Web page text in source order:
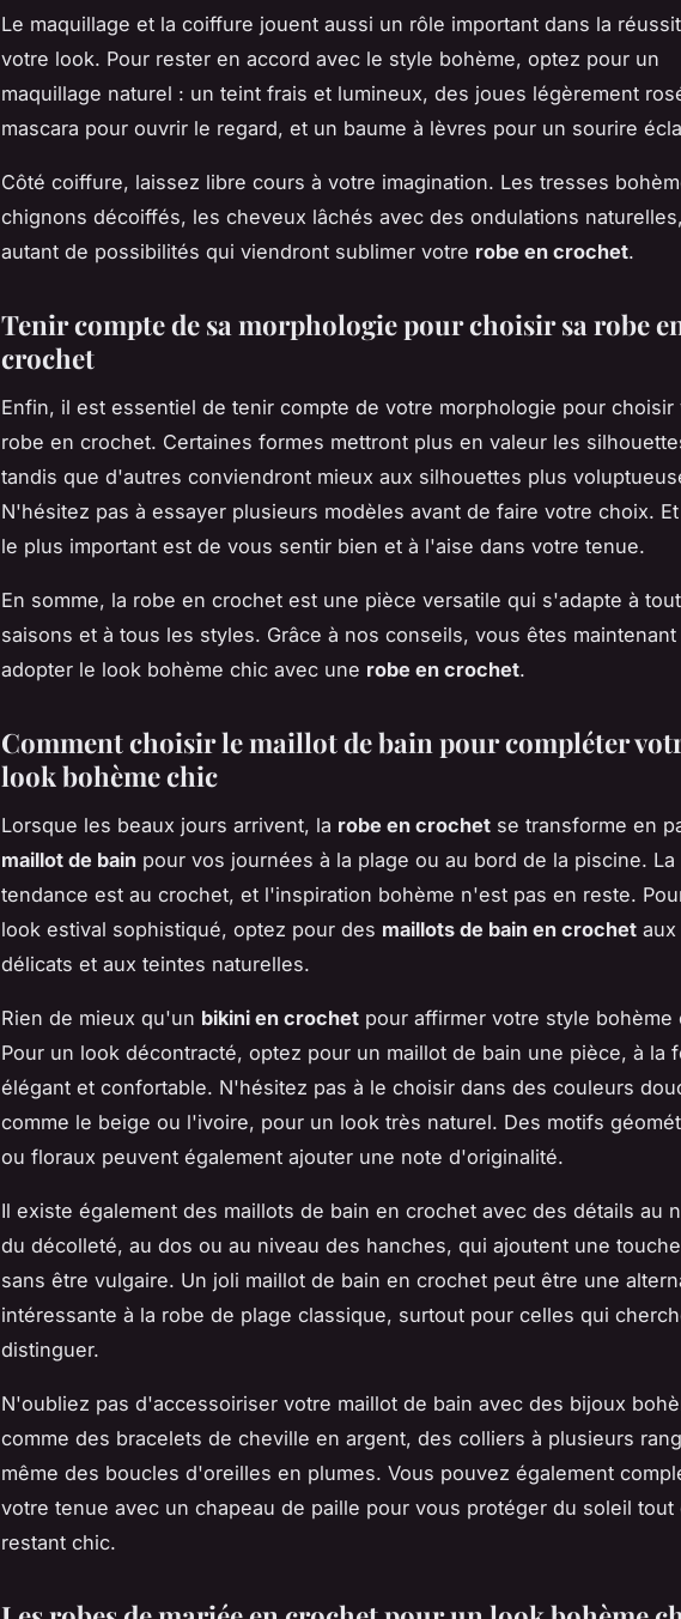
Le maquillage et la coiffure jouent aussi un rôle important dans la
votre look. Pour rester en accord avec le style bohème, optez pour un
maquillage naturel : un teint frais et lumineux, des joues légèrement
mascara pour ouvrir le regard, et un baume à lèvres pour un sourire
Côté coiffure, laissez libre cours à votre imagination. Les tresses
chignons décoiffés, les cheveux lâchés avec des ondulations
autant de possibilités qui viendront sublimer votre robe en crochet.
Tenir compte de sa morphologie pour choisir sa robe
crochet
Enfin, il est essentiel de tenir compte de votre morphologie pour choisir
robe en crochet. Certaines formes mettront plus en valeur les
tandis que d'autres conviendront mieux aux silhouettes plus
N'hésitez pas à essayer plusieurs modèles avant de faire votre choix.
le plus important est de vous sentir bien et à l'aise dans votre tenue.
En somme, la robe en crochet est une pièce versatile qui s'adapte à
saisons et à tous les styles. Grâce à nos conseils, vous êtes maintenant
adopter le look bohème chic avec une robe en crochet.
Comment choisir le maillot de bain pour compléter
look bohème chic
Lorsque les beaux jours arrivent, la robe en crochet se transforme en
maillot de bain pour vos journées à la plage ou au bord de la piscine. La
tendance est au crochet, et l'inspiration bohème n'est pas en reste.
look estival sophistiqué, optez pour des maillots de bain en crochet
délicats et aux teintes naturelles.
Rien de mieux qu'un bikini en crochet pour affirmer votre style bohème
Pour un look décontracté, optez pour un maillot de bain une pièce, à la
élégant et confortable. N'hésitez pas à le choisir dans des couleurs
comme le beige ou l'ivoire, pour un look très naturel. Des motifs
ou floraux peuvent également ajouter une note d'originalité.
Il existe également des maillots de bain en crochet avec des détails au
du décolleté, au dos ou au niveau des hanches, qui ajoutent une
sans être vulgaire. Un joli maillot de bain en crochet peut être une
intéressante à la robe de plage classique, surtout pour celles qui
distinguer.
N'oubliez pas d'accessoiriser votre maillot de bain avec des bijoux
comme des bracelets de cheville en argent, des colliers à plusieurs
même des boucles d'oreilles en plumes. Vous pouvez également
votre tenue avec un chapeau de paille pour vous protéger du soleil tout
restant chic.